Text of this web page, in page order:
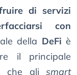
di servizi
con
della DeFi è
il principale
che gli smart